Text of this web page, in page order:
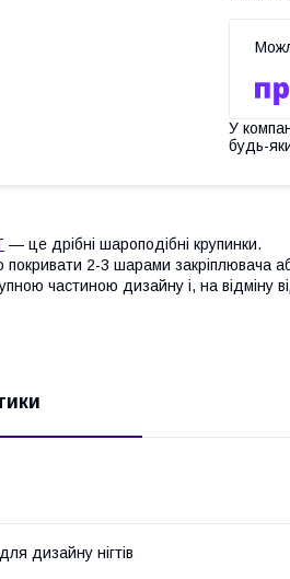
У
будь-
— це дрібні шароподібні крупинки.
покривати 2-3 шарами закріплювача
частиною дизайну і, на відміну
дизайну нігтів